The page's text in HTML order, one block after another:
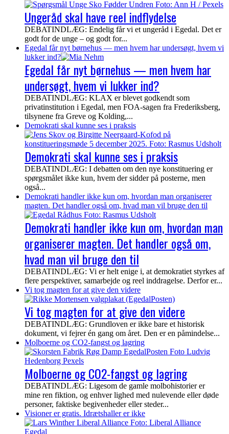
Ungeråd skal have reel indflydelse
DEBATINDLÆG: Endelig får vi et ungeråd i Egedal. Det er
godt for de unge – og godt for...
Egedal får nyt børnehus — men hvem har undersøgt, hvem vi
lukker ind?
Egedal får nyt børnehus — men hvem har
undersøgt, hvem vi lukker ind?
DEBATINDLÆG: KLAX er blevet godkendt som
privatinstitution i Egedal, men FOA-sagen fra Frederiksberg,
tilsynene fra Greve og Kolding,...
Demokrati skal kunne ses i praksis
Demokrati skal kunne ses i praksis
DEBATINDLÆG: I debatten om den nye konstituering er
spørgsmålet ikke kun, hvem der sidder på posterne, men
også...
Demokrati handler ikke kun om, hvordan man organiserer
magten. Det handler også om, hvad man vil bruge den til
Demokrati handler ikke kun om, hvordan man
organiserer magten. Det handler også om,
hvad man vil bruge den til
DEBATINDLÆG: Vi er helt enige i, at demokratiet styrkes af
flere perspektiver, samarbejde og reel inddragelse. Derfor er...
Vi tog magten for at give den videre
Vi tog magten for at give den videre
DEBATINDLÆG: Grundloven er ikke bare et historisk
dokument, vi fejrer én gang om året. Den er en påmindelse...
Molboerne og CO2-fangst og lagring
Molboerne og CO2-fangst og lagring
DEBATINDLÆG: Ligesom de gamle molbohistorier er
mine ren fiktion, og enhver lighed med nulevende eller døde
personer, faktiske begivenheder eller steder...
Visioner er gratis. Idrætshaller er ikke